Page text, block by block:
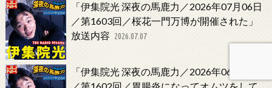
「伊集院光 深夜の馬鹿力／2026年07月06日
／第1603回／桜花一門万博が開催された」
放送内容 2026.07.07
「伊集院光 深夜の馬鹿力／2026年06月29日